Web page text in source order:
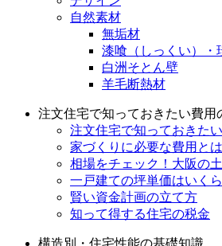
自然素材
無垢材
漆喰（しっくい）・
白洲そとん壁
羊毛断熱材
注文住宅で知っておきたい費用
注文住宅で知っておきた
家づくりに必要な費用とは
相場をチェック！大阪の
一戸建ての坪単価はいく
賢い資金計画の立て方
知って得する住宅の税金
構造別・住宅性能の基礎知識